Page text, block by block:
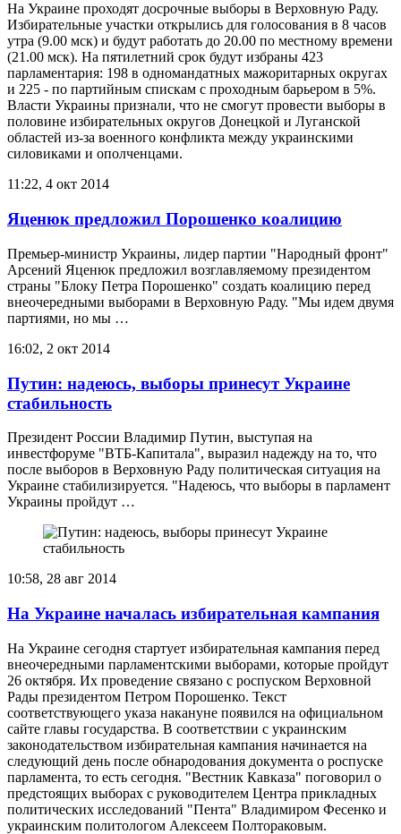
На Украине проходят досрочные выборы в Верховную Раду.
Избирательные участки открылись для голосования в 8 часов
утра (9.00 мск) и будут работать до 20.00 по местному времени
(21.00 мск). На пятилетний срок будут избраны 423
парламентария: 198 в одномандатных мажоритарных округах
и 225 - по партийным спискам с проходным барьером в 5%.
Власти Украины признали, что не смогут провести выборы в
половине избирательных округов Донецкой и Луганской
областей из-за военного конфликта между украинскими
силовиками и ополченцами.
11:22, 4 окт 2014
Яценюк предложил Порошенко коалицию
Премьер-министр Украины, лидер партии "Народный фронт"
Арсений Яценюк предложил возглавляемому президентом
страны "Блоку Петра Порошенко" создать коалицию перед
внеочередными выборами в Верховную Раду. "Мы идем двумя
партиями, но мы …
16:02, 2 окт 2014
Путин: надеюсь, выборы принесут Украине
стабильность
Президент России Владимир Путин, выступая на
инвестфоруме "ВТБ-Капитала", выразил надежду на то, что
после выборов в Верховную Раду политическая ситуация на
Украине стабилизируется. "Надеюсь, что выборы в парламент
Украины пройдут …
10:58, 28 авг 2014
На Украине началась избирательная кампания
На Украине сегодня стартует избирательная кампания перед
внеочередными парламентскими выборами, которые пройдут
26 октября. Их проведение связано с роспуском Верховной
Рады президентом Петром Порошенко. Текст
соответствующего указа накануне появился на официальном
сайте главы государства. В соответствии с украинским
законодательством избирательная кампания начинается на
следующий день после обнародования документа о роспуске
парламента, то есть сегодня. "Вестник Кавказа" поговорил о
предстоящих выборах с руководителем Центра прикладных
политических исследований "Пента" Владимиром Фесенко и
украинским политологом Алексеем Полтораковым.